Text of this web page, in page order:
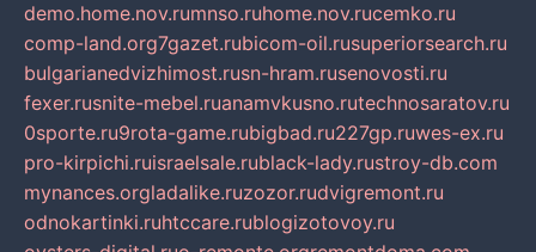
demo.home.nov.rumnso.ruhome.nov.rucemko.ru
comp-land.org7gazet.rubicom-oil.rusuperiorsearch.ru
bulgarianedvizhimost.rusn-hram.rusenovosti.ru
fexer.rusnite-mebel.ruanamvkusno.rutechnosaratov.ru
0sporte.ru9rota-game.rubigbad.ru227gp.ruwes-ex.ru
pro-kirpichi.ruisraelsale.rublack-lady.rustroy-db.com
mynances.orgladalike.ruzozor.rudvigremont.ru
odnokartinki.ruhtccare.rublogizotovoy.ru